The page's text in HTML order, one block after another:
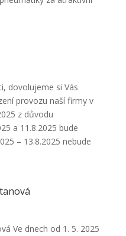
dovolujeme si Vás
provozu naší firmy v
z důvodu
a 11.8.2025 bude
– 13.8.2025 nebude
Ve dnech od 1. 5. 2025